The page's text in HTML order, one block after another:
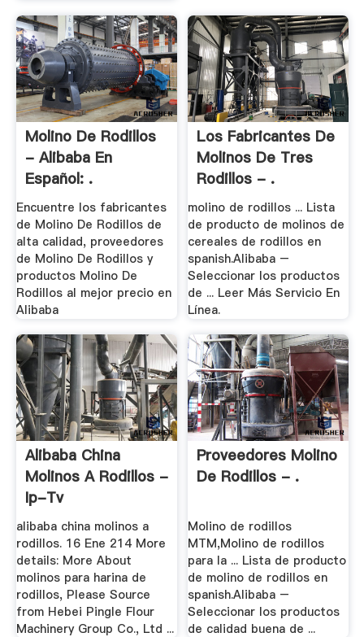
Molino De Rodillos
- Alibaba En
Español: .
Encuentre los fabricantes
de Molino De Rodillos de
alta calidad, proveedores
de Molino De Rodillos y
productos Molino De
Rodillos al mejor precio en
Alibaba
Los Fabricantes De
Molinos De Tres
Rodillos - .
molino de rodillos ... Lista
de producto de molinos de
cereales de rodillos en
spanish.Alibaba –
Seleccionar los productos
de ... Leer Más Servicio En
Línea.
Alibaba China
Molinos A Rodillos -
Ip-Tv
alibaba china molinos a
rodillos. 16 Ene 214 More
details: More About
molinos para harina de
rodillos, Please Source
from Hebei Pingle Flour
Machinery Group Co., Ltd ...
Proveedores Molino
De Rodillos - .
Molino de rodillos
MTM,Molino de rodillos
para la ... Lista de producto
de molino de rodillos en
spanish.Alibaba –
Seleccionar los productos
de calidad buena de ...